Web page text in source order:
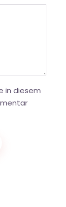
in diesem